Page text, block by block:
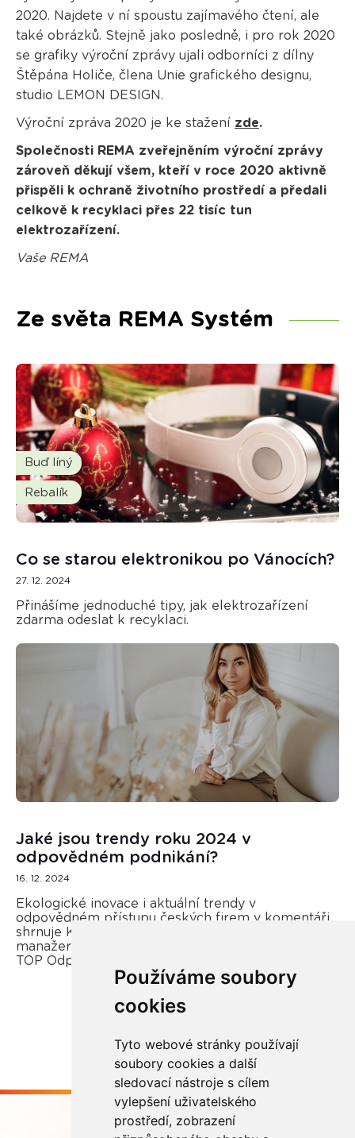
Používáme soubory
cookies
Tyto webové stránky používají
soubory cookies a další
sledovací nástroje s cílem
vylepšení uživatelského
prostředí, zobrazení
2020. Najdete v ní spoustu zajímavého čtení, ale
také obrázků. Stejně jako posledně, i pro rok 2020
se grafiky výroční zprávy ujali odborníci z dílny
Štěpána Holiče, člena Unie grafického designu,
studio LEMON DESIGN.
Výroční zpráva 2020 je ke stažení zde.
Společnosti REMA zveřejněním výroční zprávy
zároveň děkují všem, kteří v roce 2020 aktivně
přispěli k ochraně životního prostředí a předali
celkově k recyklaci přes 22 tisíc tun
elektrozařízení.
Vaše REMA
Ze světa REMA Systém
Buď líný
Rebalík
Co se starou elektronikou po Vánocích?
27. 12. 2024
Přinášíme jednoduché tipy, jak elektrozařízení
zdarma odeslat k recyklaci.
Jaké jsou trendy roku 2024 v
odpovědném podnikání?
16. 12. 2024
Ekologické inovace i aktuální trendy v
odpovědném přístupu českých firem v komentáři
shrnuje Kateřina Opletal Průchová, regionální
manažerka REMA Systém a porotkyně soutěže
TOP Odpovědná firma.